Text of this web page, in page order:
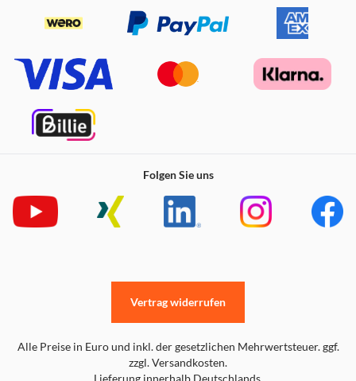
Folgen Sie uns
Alle Preise in Euro und inkl. der gesetzlichen Mehrwertsteuer. ggf.
zzgl. Versandkosten.
Lieferung innerhalb Deutschlands.
Vertrag widerrufen